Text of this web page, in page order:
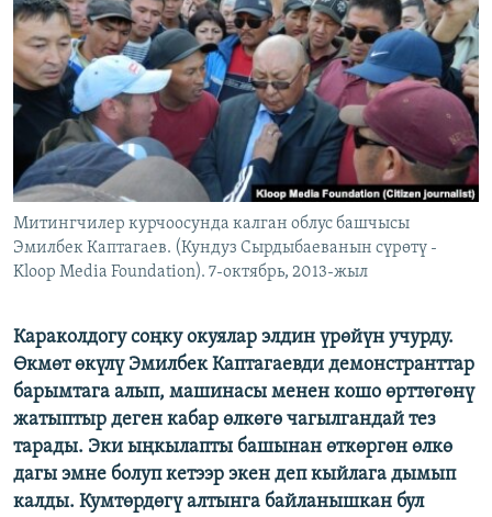
ЭЖЕ-СИҢДИЛЕР
АЗАТТЫК+
ЫҢГАЙСЫЗ СУРООЛОР
ОНЛАЙН ШЕРИНЕ
ЭЕ/АРнун бардык сайттары
Митингчилер курчоосунда калган облус башчысы
Эмилбек Каптагаев. (Кундуз Сырдыбаеванын сүрөтү -
Kloop Media Foundation). 7-октябрь, 2013-жыл
Караколдогу соңку окуялар элдин үрөйүн учурду.
Өкмөт өкүлү Эмилбек Каптагаевди демонстранттар
барымтага алып, машинасы менен кошо өрттөгөнү
жатыптыр деген кабар өлкөгө чагылгандай тез
тарады. Эки ыңкылапты башынан өткөргөн өлкө
дагы эмне болуп кетээр экен деп кыйлага дымып
калды. Кумтөрдөгү алтынга байланышкан бул